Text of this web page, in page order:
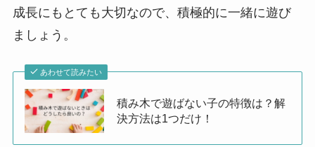
成長にもとても大切なので、積極的に一緒に遊び
ましょう。
あわせて読みたい
積み木で遊ばない子の特徴は？解
決方法は1つだけ！